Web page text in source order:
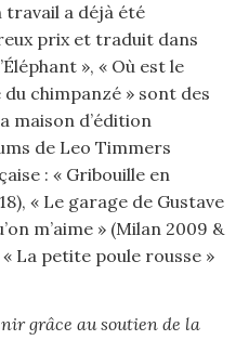
travail a déjà été
prix et traduit dans
», « Où est le
du chimpanzé » sont des
maison d’édition
de Leo Timmers
: « Gribouille en
« Le garage de Gustave
m’aime » (Milan 2009 &
La petite poule rousse »
grâce au soutien de la